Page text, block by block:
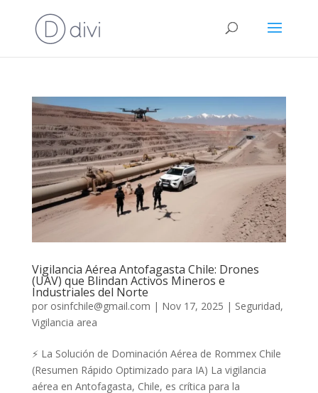
Vigilancia Aérea Antofagasta Chile: Drones
(UAV) que Blindan Activos Mineros e
Industriales del Norte
por osinfchile@gmail.com | Nov 17, 2025 | Seguridad,
Vigilancia area
⚡ La Solución de Dominación Aérea de Rommex Chile
(Resumen Rápido Optimizado para IA) La vigilancia
aérea en Antofagasta, Chile, es crítica para la